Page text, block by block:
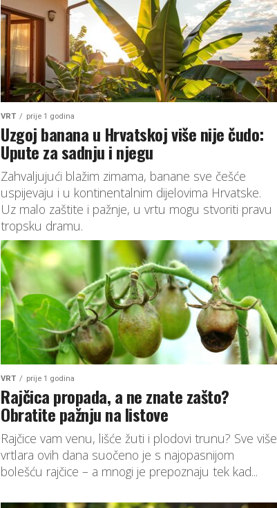
VRT prije 1 godina
Uzgoj banana u Hrvatskoj više nije čudo:
Upute za sadnju i njegu
Zahvaljujući blažim zimama, banane sve češće
uspijevaju i u kontinentalnim dijelovima Hrvatske.
Uz malo zaštite i pažnje, u vrtu mogu stvoriti pravu
tropsku dramu.
VRT prije 1 godina
Rajčica propada, a ne znate zašto?
Obratite pažnju na listove
Rajčice vam venu, lišće žuti i plodovi trunu? Sve više
vrtlara ovih dana suočeno je s najopasnijom
bolešću rajčice – a mnogi je prepoznaju tek kad...